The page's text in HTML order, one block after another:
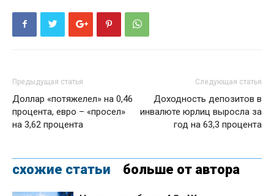
Предыдущая статья
Доллар «потяжелел» на 0,46
процента, евро – «просел»
на 3,62 процента
Следующая статья
Доходность депозитов в
инвалюте юрлиц выросла за
год на 63,3 процента
схожие статьи больше от автора